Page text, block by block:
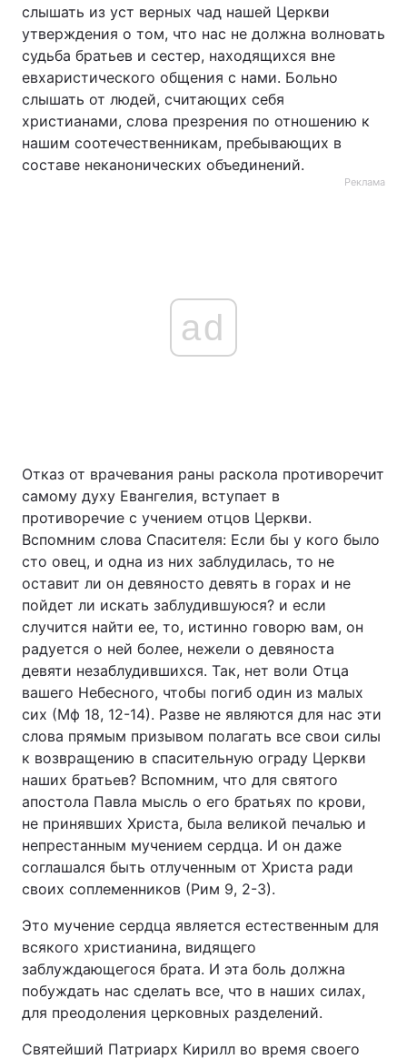
слышать из уст верных чад нашей Церкви
утверждения о том, что нас не должна волновать
судьба братьев и сестер, находящихся вне
евхаристического общения с нами. Больно
слышать от людей, считающих себя
христианами, слова презрения по отношению к
нашим соотечественникам, пребывающих в
составе неканонических объединений.
Реклама
ad
Отказ от врачевания раны раскола противоречит
самому духу Евангелия, вступает в
противоречие с учением отцов Церкви.
Вспомним слова Спасителя: Если бы у кого было
сто овец, и одна из них заблудилась, то не
оставит ли он девяносто девять в горах и не
пойдет ли искать заблудившуюся? и если
случится найти ее, то, истинно говорю вам, он
радуется о ней более, нежели о девяноста
девяти незаблудившихся. Так, нет воли Отца
вашего Небесного, чтобы погиб один из малых
сих (Мф 18, 12-14). Разве не являются для нас эти
слова прямым призывом полагать все свои силы
к возвращению в спасительную ограду Церкви
наших братьев? Вспомним, что для святого
апостола Павла мысль о его братьях по крови,
не принявших Христа, была великой печалью и
непрестанным мучением сердца. И он даже
соглашался быть отлученным от Христа ради
своих соплеменников (Рим 9, 2-3).
Это мучение сердца является естественным для
всякого христианина, видящего
заблуждающегося брата. И эта боль должна
побуждать нас сделать все, что в наших силах,
для преодоления церковных разделений.
Святейший Патриарх Кирилл во время своего